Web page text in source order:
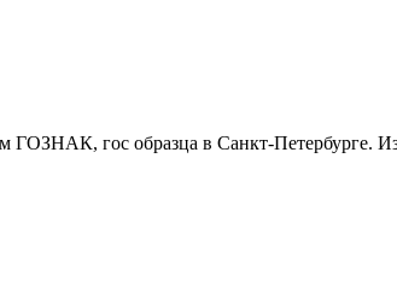
гос образца в Санкт-Петербурге.